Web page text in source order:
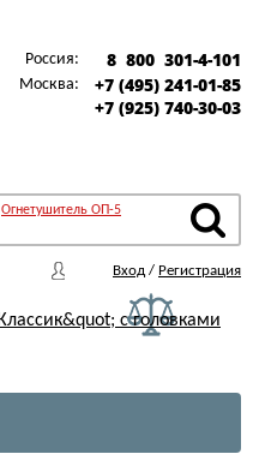
Россия: 8 800 301-4-101
Москва:
+7 (495) 241-01-85
+7 (925) 740-30-03
Огнетушитель ОП-5
Вход / Регистрация